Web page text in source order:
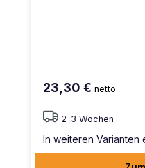
23,30 € netto
2-3 Wochen
In weiteren Varianten